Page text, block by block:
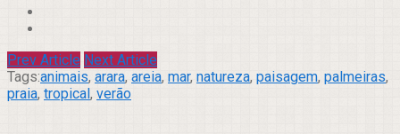
Prev Article Next Article
Tags:animais, arara, areia, mar, natureza, paisagem, palmeiras,
praia, tropical, verão